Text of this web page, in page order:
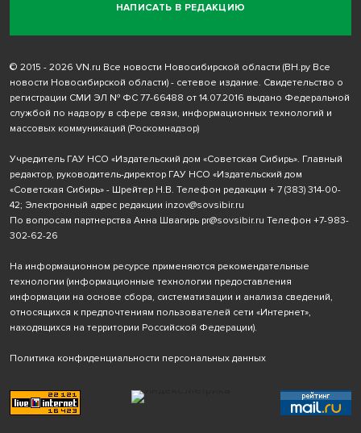
НАПИСАТЬ В РЕДАКЦИЮ
© 2015 - 2026 VN.ru Все новости Новосибирской области (ВН.ру Все
новости Новосибирской области) - сетевое издание. Свидетельство о
регистрации СМИ ЭЛ № ФС 77-66488 от 14.07.2016 выдано Федеральной
службой по надзору в сфере связи, информационных технологий и
массовых коммуникаций (Роскомнадзор)
Учредитель ГАУ НСО «Издательский дом «Советская Сибирь». Главный
редактор, руководитель-директор ГАУ НСО «Издательский дом
«Советская Сибирь» - Шрейтер Н.В. Телефон редакции + 7 (383) 314-00-
42; Электронный адрес редакции inzov@sovsibir.ru
По вопросам партнерства Анна Швагирь pr@sovsibir.ru Телефон +7-983-
302-62-26
На информационном ресурсе применяются рекомендательные
технологии (информационные технологии предоставления
информации на основе сбора, систематизации и анализа сведений,
относящихся к предпочтениям пользователей сети «Интернет»,
находящихся на территории Российской Федерации).
Политика конфиденциальности персональных данных